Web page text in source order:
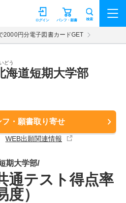
パンフ・願書
ログイン 検索
2000円分電子図書カードGET
どう
海道短期大学部
フ・願書取り寄せ
WEB出願関連情報
期大学部/
通テスト得点率
度）